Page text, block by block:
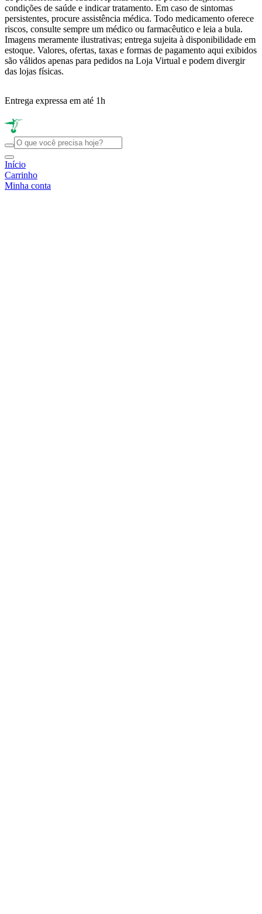
condições de saúde e indicar tratamento. Em caso de sintomas
persistentes, procure assistência médica. Todo medicamento oferece
riscos, consulte sempre um médico ou farmacêutico e leia a bula.
Imagens meramente ilustrativas; entrega sujeita à disponibilidade em
estoque. Valores, ofertas, taxas e formas de pagamento aqui exibidos
são válidos apenas para pedidos na Loja Virtual e podem divergir
das lojas físicas.
Entrega expressa em até 1h
Início
Carrinho
Minha conta